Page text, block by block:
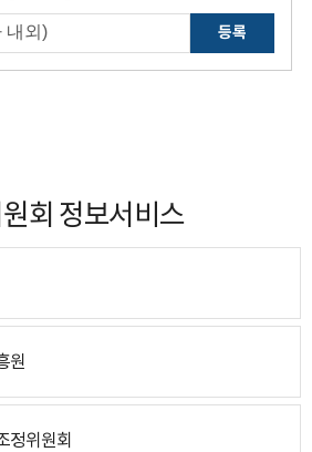
등록
회 정보서비스
원
정위원회